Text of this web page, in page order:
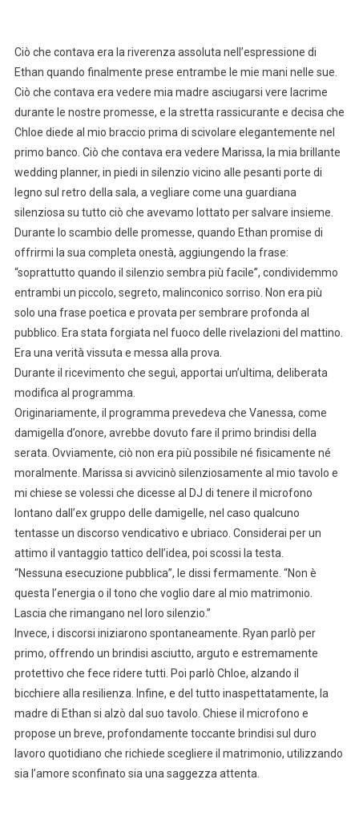
Ciò che contava era la riverenza assoluta nell’espressione di
Ethan quando finalmente prese entrambe le mie mani nelle sue.
Ciò che contava era vedere mia madre asciugarsi vere lacrime
durante le nostre promesse, e la stretta rassicurante e decisa che
Chloe diede al mio braccio prima di scivolare elegantemente nel
primo banco. Ciò che contava era vedere Marissa, la mia brillante
wedding planner, in piedi in silenzio vicino alle pesanti porte di
legno sul retro della sala, a vegliare come una guardiana
silenziosa su tutto ciò che avevamo lottato per salvare insieme.
Durante lo scambio delle promesse, quando Ethan promise di
offrirmi la sua completa onestà, aggiungendo la frase:
“soprattutto quando il silenzio sembra più facile”, condividemmo
entrambi un piccolo, segreto, malinconico sorriso. Non era più
solo una frase poetica e provata per sembrare profonda al
pubblico. Era stata forgiata nel fuoco delle rivelazioni del mattino.
Era una verità vissuta e messa alla prova.
Durante il ricevimento che seguì, apportai un’ultima, deliberata
modifica al programma.
Originariamente, il programma prevedeva che Vanessa, come
damigella d’onore, avrebbe dovuto fare il primo brindisi della
serata. Ovviamente, ciò non era più possibile né fisicamente né
moralmente. Marissa si avvicinò silenziosamente al mio tavolo e
mi chiese se volessi che dicesse al DJ di tenere il microfono
lontano dall’ex gruppo delle damigelle, nel caso qualcuno
tentasse un discorso vendicativo e ubriaco. Considerai per un
attimo il vantaggio tattico dell’idea, poi scossi la testa.
“Nessuna esecuzione pubblica”, le dissi fermamente. “Non è
questa l’energia o il tono che voglio dare al mio matrimonio.
Lascia che rimangano nel loro silenzio.”
Invece, i discorsi iniziarono spontaneamente. Ryan parlò per
primo, offrendo un brindisi asciutto, arguto e estremamente
protettivo che fece ridere tutti. Poi parlò Chloe, alzando il
bicchiere alla resilienza. Infine, e del tutto inaspettatamente, la
madre di Ethan si alzò dal suo tavolo. Chiese il microfono e
propose un breve, profondamente toccante brindisi sul duro
lavoro quotidiano che richiede scegliere il matrimonio, utilizzando
sia l’amore sconfinato sia una saggezza attenta.